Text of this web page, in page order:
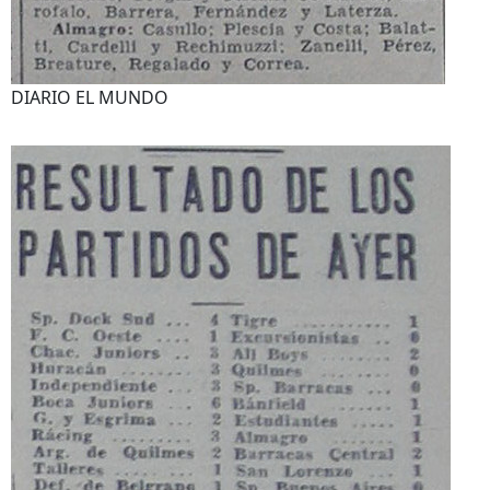
DIARIO EL MUNDO